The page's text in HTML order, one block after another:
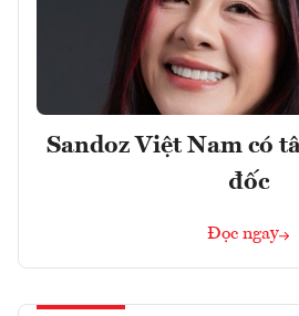
Sandoz Việt Nam có
đốc
Đọc ngay